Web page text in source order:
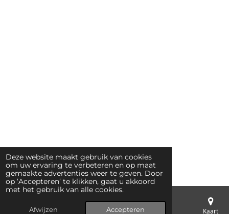
Deze website maakt gebruik van cookies
om uw ervaring te verbeteren en op maat
gemaakte advertenties weer te geven. Door
op ‘Accepteren’ te klikken, gaat u akkoord
met het gebruik van alle cookies.
Afwijzen Accepteren
E-mailadres Telefoonnummer Kaart